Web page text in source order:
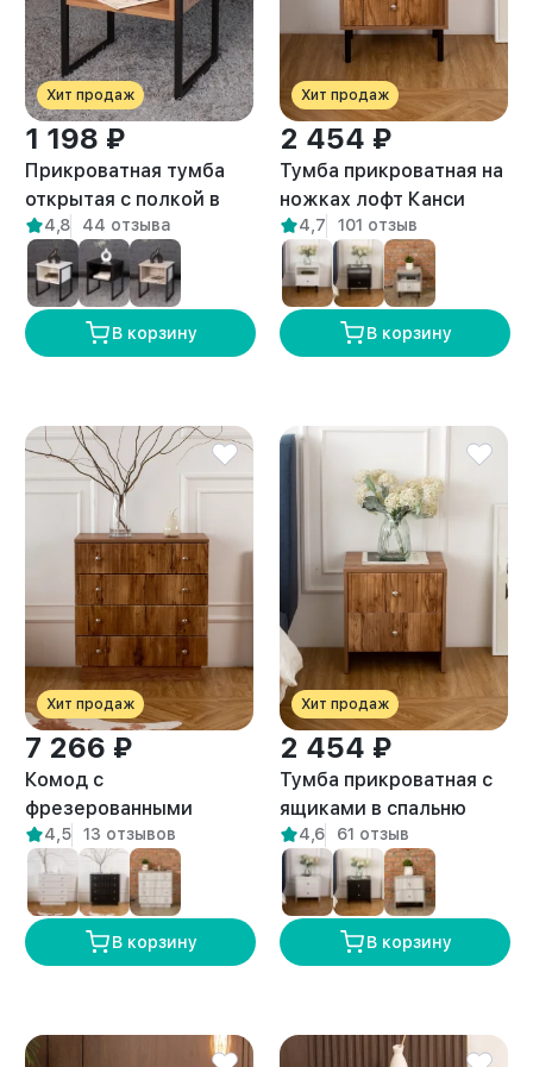
Хит продаж
1 198 ₽
Прикроватная тумба
открытая с полкой в
стиле Лофт Вельга
амаретто
4,8 44 отзыва
В корзину
Хит продаж
2 454 ₽
Тумба прикроватная на
ножках лофт Канси
амаретто
4,7 101 отзыв
В корзину
Хит продаж
7 266 ₽
Комод с
фрезерованными
фасадами с
выдвижными ящиками
Лиму амаретто
4,5 13 отзывов
В корзину
Хит продаж
2 454 ₽
Тумба прикроватная с
ящиками в спальню
Токко амаретто
4,6 61 отзыв
В корзину